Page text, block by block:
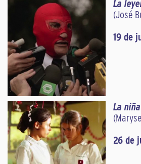
La
(José
19 de
La
26 de